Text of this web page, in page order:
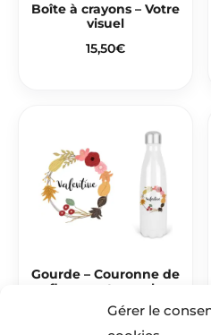
Gérer le
Boîte à crayons – Votre
visuel
15,50€
Gourde – Couronne de
fleurs automnale
22,00€